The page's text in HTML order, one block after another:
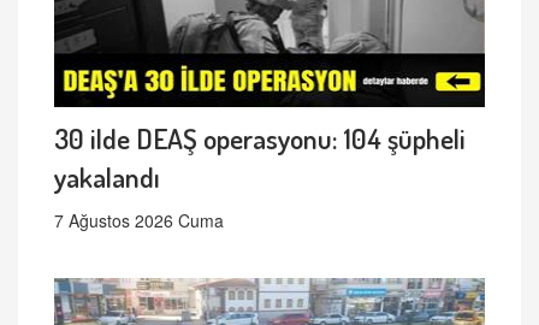
30 ilde DEAŞ operasyonu: 104 şüpheli
yakalandı
7 Ağustos 2026 Cuma